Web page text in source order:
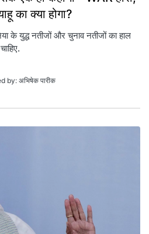
का क्या होगा?
के युद्ध नतीजों और चुनाव नतीजों का हाल
by: अभिषेक पारीक